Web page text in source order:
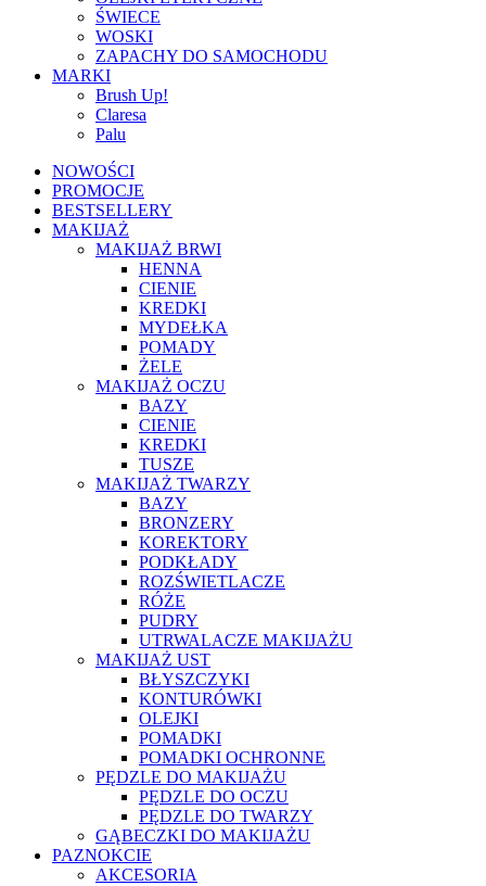
ŚWIECE
WOSKI
ZAPACHY DO SAMOCHODU
MARKI
Brush Up!
Claresa
Palu
NOWOŚCI
PROMOCJE
BESTSELLERY
MAKIJAŻ
MAKIJAŻ BRWI
HENNA
CIENIE
KREDKI
MYDEŁKA
POMADY
ŻELE
MAKIJAŻ OCZU
BAZY
CIENIE
KREDKI
TUSZE
MAKIJAŻ TWARZY
BAZY
BRONZERY
KOREKTORY
PODKŁADY
ROZŚWIETLACZE
RÓŻE
PUDRY
UTRWALACZE MAKIJAŻU
MAKIJAŻ UST
BŁYSZCZYKI
KONTURÓWKI
OLEJKI
POMADKI
POMADKI OCHRONNE
PĘDZLE DO MAKIJAŻU
PĘDZLE DO OCZU
PĘDZLE DO TWARZY
GĄBECZKI DO MAKIJAŻU
PAZNOKCIE
AKCESORIA